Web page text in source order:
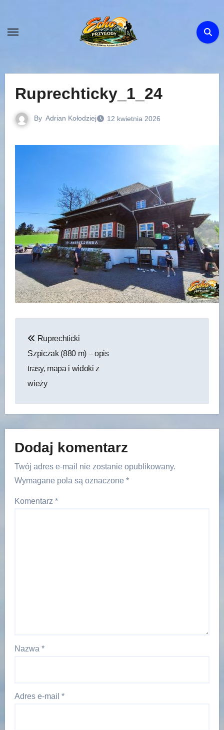
content
Ruprechticky_1_24
By Adrian Kołodziej 12 kwietnia 2026
wpisu
Ruprechticki
Szpiczak (880 m) – opis
trasy, mapa i widoki z
wieży
Dodaj komentarz
Twój adres e-mail nie zostanie opublikowany.
Wymagane pola są oznaczone *
Komentarz *
Nazwa *
Adres e-mail *